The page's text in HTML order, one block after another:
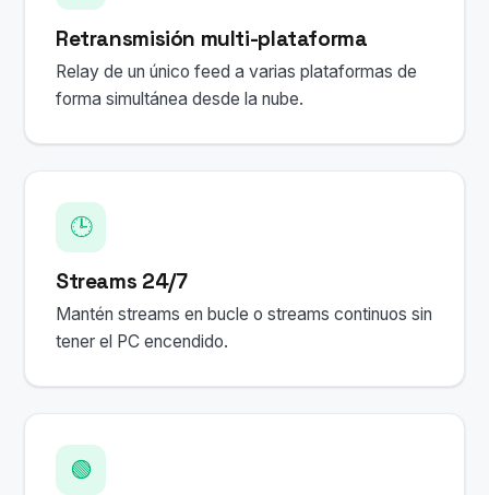
Retransmisión multi-plataforma
Relay de un único feed a varias plataformas de
forma simultánea desde la nube.
🕒
Streams 24/7
Mantén streams en bucle o streams continuos sin
tener el PC encendido.
🟢